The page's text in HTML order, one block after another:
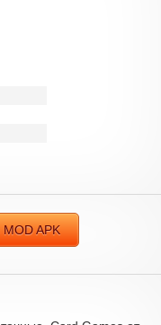
APK